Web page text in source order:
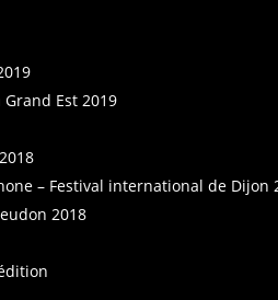
Est 2019
– Festival international de Dijon
2018